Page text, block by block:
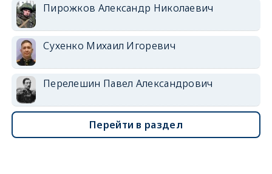
Пирожков Александр Николаевич
Сухенко Михаил Игоревич
Перелешин Павел Александрович
Перейти в раздел